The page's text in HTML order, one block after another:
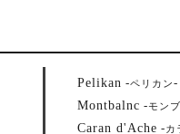
Pelikan -ペリカン-
Montbalnc -モン
Caran d'Ache -カ